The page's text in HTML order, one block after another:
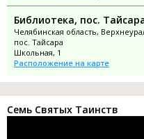
Библиотека, пос.
Челябинская область,
пос. Тайсара
Школьная, 1
Расположение на карте
Cемь Святых Таинств